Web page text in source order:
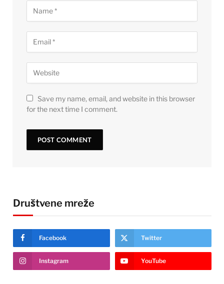
Save my name, email, and website in this browser
for the next time I comment.
Društvene mreže
Facebook Twitter
Instagram YouTube